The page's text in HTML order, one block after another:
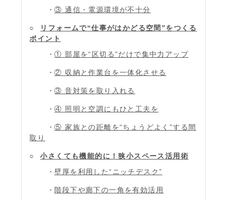
③ 通信・電源環境が不十分
リフォームで“仕事がはかどる空間”をつくる
ポイント
① 部屋を“区切る”だけで集中力アップ
② 収納と作業台を一体化させる
③ 音対策を取り入れる
④ 照明と空調にもひと工夫を
⑤ 家族との距離を“ちょうどよく”する間
取り
小さくても機能的に！狭小スペース活用術
壁厚を利用した“ニッチデスク”
階段下や廊下の一角を有効活用